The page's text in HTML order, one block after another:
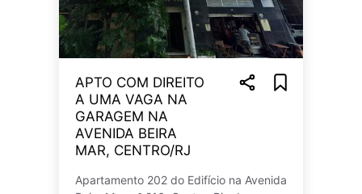
APTO COM DIREITO
A UMA VAGA NA
GARAGEM NA
AVENIDA BEIRA
MAR, CENTRO/RJ
Apartamento 202 do Edifício na Avenida